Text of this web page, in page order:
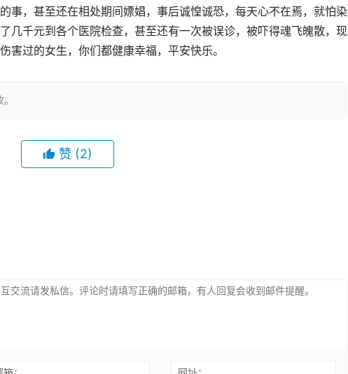
事，甚至还在相处期间嫖娼，事后诚惶诚恐，每天心不在焉，就怕染
几千元到各个医院检查，甚至还有一次被误诊，被吓得魂飞魄散，现
害过的女生，你们都健康幸福，平安快乐。
赞 (2)